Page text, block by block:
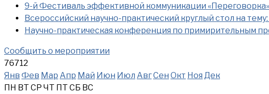
9-й Фестиваль эффективной коммуникации «Переговорка»
Всероссийский научно-практический круглый стол на
Научно-практическая конференция по примирительным
Сообщить о мероприятии
76712
Янв Фев Мар Апр Май Июн Июл АвгСен Окт Ноя Дек
ПН ВТ СР ЧТ ПТ СБ ВС